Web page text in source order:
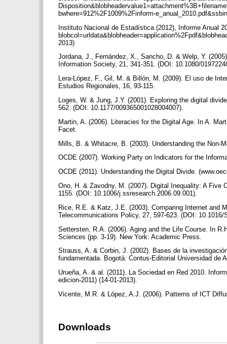
bwhere=912%2F1009%2Finform-
Instituto Nacional de Estadística (2012), Informe Anual
2013)
Jordana, J., Fernández, X., Sancho, D. & Welp, Y.
Information Society, 21, 341-351. (DOI: 10.1080/
Lera-López, F., Gil, M. & Billón, M. (2009). El uso de
Estudios Regionales, 16, 93-115.
Loges, W. & Jung, J.Y. (2001). Exploring the digital
562. (DOI: 10.1177/009365001028004007).
Martin, A. (2006). Literacies for the Digital Age. In A.
Facet.
Mills, B. & Whitacre, B. (2003). Understanding the Non-
OCDE (2007). Working Party on Indicators for the
OCDE (2011). Understanding the Digital Divide.
Ono, H. & Zavodny, M. (2007). Digital Inequality: A Five
1155. (DOI: 10.1006/j.ssresearch.2006.09.001).
Rice, R.E. & Katz, J.E. (2003). Comparing Internet and
Telecommunications Policy, 27, 597-623. (DOI: 10.1016/
Settersten, R.A. (2006). Aging and the Life Course. In
Sciences (pp. 3-19). New York: Academic Press.
Strauss, A. & Corbin, J. (2002). Bases de la
fundamentada. Bogotá: Contus-Editorial Universidad de
Urueña, A. & al. (2011). La Sociedad en Red 2010.
edicion-2011) (14-01-2013).
Vicente, M.R. & López, A.J. (2006). Patterns of ICT
Downloads